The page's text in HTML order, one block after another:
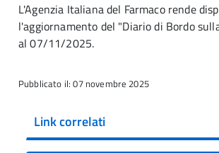
L'Agenzia Italiana del Farmaco rende
l'aggiornamento del "Diario di Bordo
al 07/11/2025.
Pubblicato il: 07 novembre 2025
Link correlati